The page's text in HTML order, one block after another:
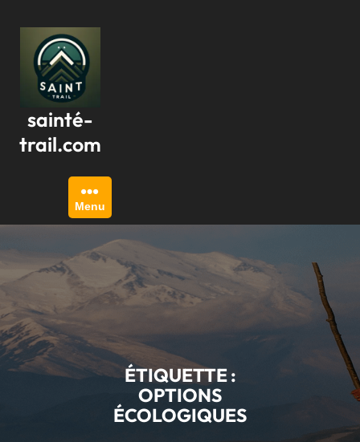
contenu
sainté-
trail.com
Menu
ÉTIQUETTE :
OPTIONS
ÉCOLOGIQUES